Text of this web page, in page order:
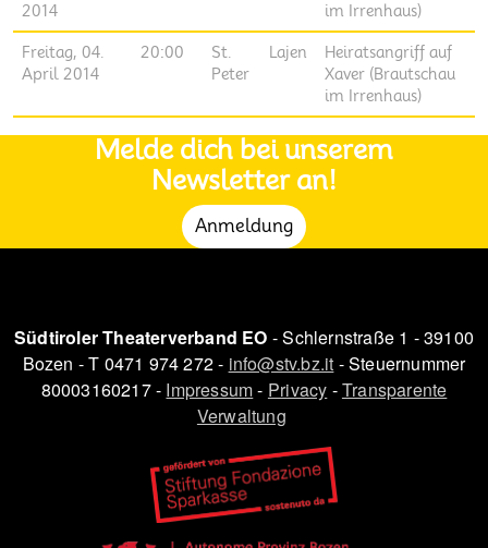
2014
im Irrenhaus)
Freitag, 04.
April 2014
20:00
St.
Peter
Lajen
Heiratsangriff auf
Xaver (Brautschau
im Irrenhaus)
Melde dich bei unserem
Newsletter an!
Anmeldung
Südtiroler Theaterverband EO - Schlernstraße 1 - 39100
Bozen - T 0471 974 272 - info@stv.bz.it - Steuernummer
80003160217 - Impressum- Privacy -Transparente
Verwaltung